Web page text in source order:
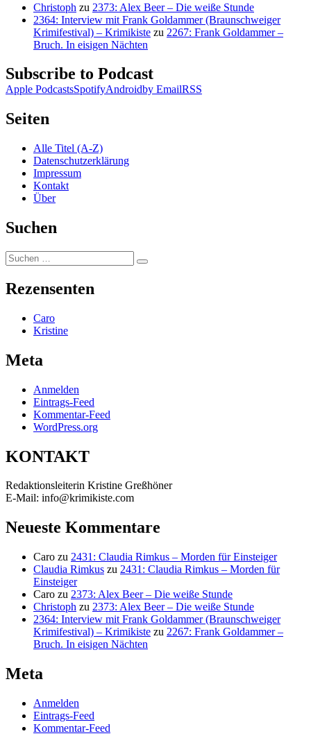
Christoph zu 2373: Alex Beer – Die weiße Stunde
2364: Interview mit Frank Goldammer (Braunschweiger
Krimifestival) – Krimikiste zu 2267: Frank Goldammer –
Bruch. In eisigen Nächten
Subscribe to Podcast
Apple PodcastsSpotifyAndroidby EmailRSS
Seiten
Alle Titel (A-Z)
Datenschutzerklärung
Impressum
Kontakt
Über
Suchen
Suchen
nach:
Suchen
Rezensenten
Caro
Kristine
Meta
Anmelden
Eintrags-Feed
Kommentar-Feed
WordPress.org
KONTAKT
Redaktionsleiterin Kristine Greßhöner
E-Mail: info@krimikiste.com
Neueste Kommentare
Caro zu 2431: Claudia Rimkus – Morden für Einsteiger
Claudia Rimkus zu 2431: Claudia Rimkus – Morden für
Einsteiger
Caro zu 2373: Alex Beer – Die weiße Stunde
Christoph zu 2373: Alex Beer – Die weiße Stunde
2364: Interview mit Frank Goldammer (Braunschweiger
Krimifestival) – Krimikiste zu 2267: Frank Goldammer –
Bruch. In eisigen Nächten
Meta
Anmelden
Eintrags-Feed
Kommentar-Feed